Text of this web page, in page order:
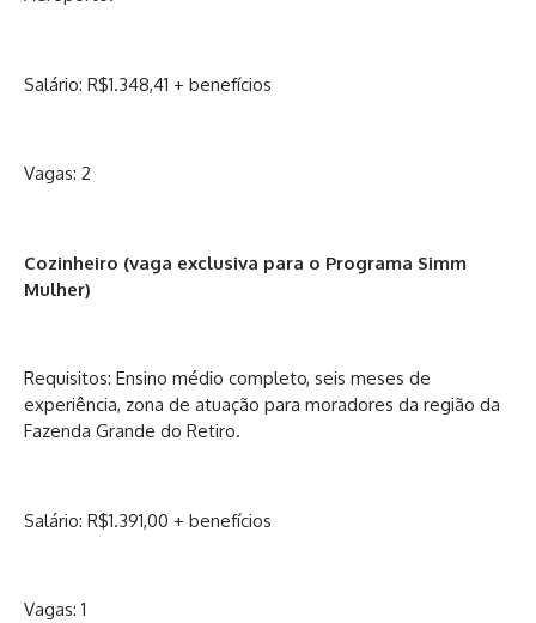
Salário: R$1.348,41 + benefícios
Vagas: 2
Cozinheiro (vaga exclusiva para o Programa Simm
Mulher)
Requisitos: Ensino médio completo, seis meses de
experiência, zona de atuação para moradores da região da
Fazenda Grande do Retiro.
Salário: R$1.391,00 + benefícios
Vagas: 1